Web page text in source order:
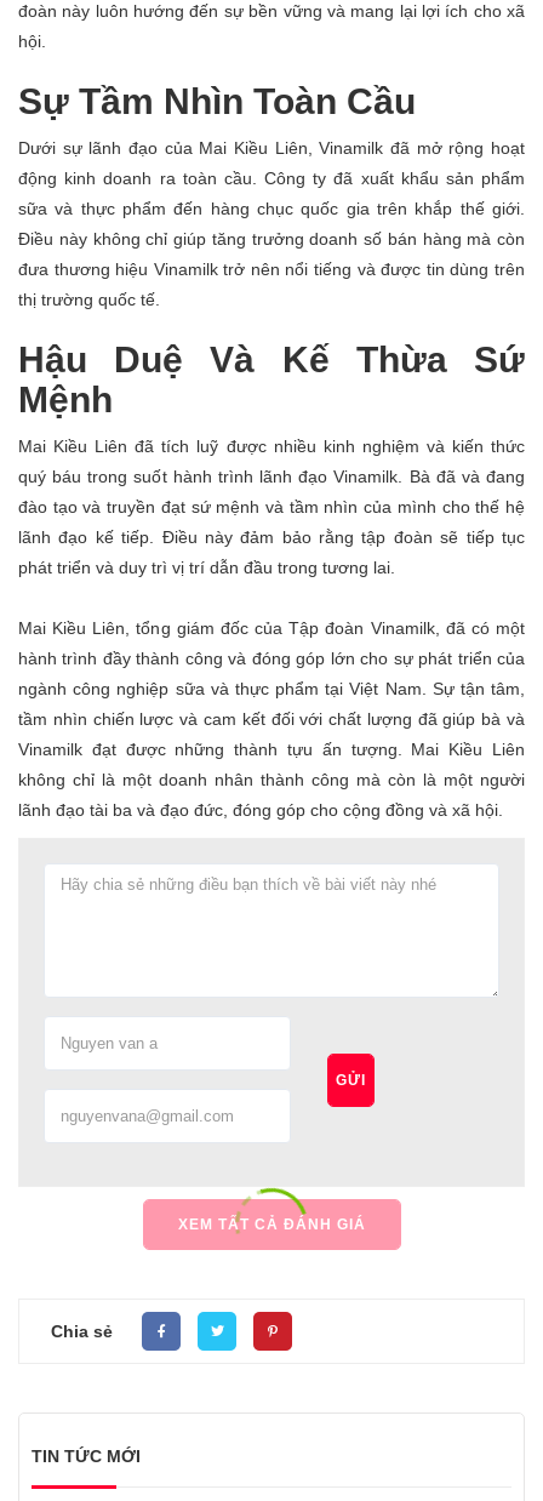
đoàn này luôn hướng đến sự bền vững và mang lại lợi ích cho xã
hội.
Sự Tầm Nhìn Toàn Cầu
Dưới sự lãnh đạo của Mai Kiều Liên, Vinamilk đã mở rộng hoạt
động kinh doanh ra toàn cầu. Công ty đã xuất khẩu sản phẩm
sữa và thực phẩm đến hàng chục quốc gia trên khắp thế giới.
Điều này không chỉ giúp tăng trưởng doanh số bán hàng mà còn
đưa thương hiệu Vinamilk trở nên nổi tiếng và được tin dùng trên
thị trường quốc tế.
Hậu Duệ Và Kế Thừa Sứ
Mệnh
Mai Kiều Liên đã tích luỹ được nhiều kinh nghiệm và kiến thức
quý báu trong suốt hành trình lãnh đạo Vinamilk. Bà đã và đang
đào tạo và truyền đạt sứ mệnh và tầm nhìn của mình cho thế hệ
lãnh đạo kế tiếp. Điều này đảm bảo rằng tập đoàn sẽ tiếp tục
phát triển và duy trì vị trí dẫn đầu trong tương lai.
Mai Kiều Liên, tổng giám đốc của Tập đoàn Vinamilk, đã có một
hành trình đầy thành công và đóng góp lớn cho sự phát triển của
ngành công nghiệp sữa và thực phẩm tại Việt Nam. Sự tận tâm,
tầm nhìn chiến lược và cam kết đối với chất lượng đã giúp bà và
Vinamilk đạt được những thành tựu ấn tượng. Mai Kiều Liên
không chỉ là một doanh nhân thành công mà còn là một người
lãnh đạo tài ba và đạo đức, đóng góp cho cộng đồng và xã hội.
GỬI
XEM TẤT CẢ ĐÁNH GIÁ
Chia sẻ
TIN TỨC MỚI